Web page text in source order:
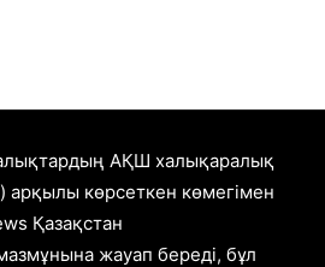
АҚШ халықаралық
арқылы көрсеткен көмегімен
Қазақстан
жауап береді, бұл